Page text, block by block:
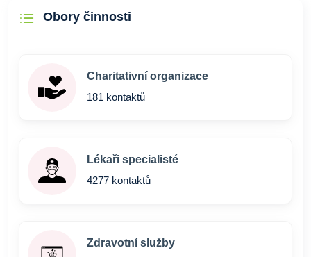
Obory činnosti
Charitativní organizace
181 kontaktů
Lékaři specialisté
4277 kontaktů
Zdravotní služby